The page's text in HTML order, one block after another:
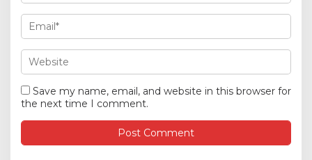
Save my name, email, and website in this browser for
the next time I comment.